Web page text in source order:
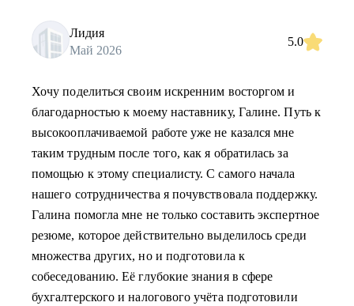
Лидия
Май 2026
5.0
Хочу поделиться своим искренним восторгом и
благодарностью к моему наставнику, Галине. Путь к
высокооплачиваемой работе уже не казался мне
таким трудным после того, как я обратилась за
помощью к этому специалисту. С самого начала
нашего сотрудничества я почувствовала поддержку.
Галина помогла мне не только составить экспертное
резюме, которое действительно выделилось среди
множества других, но и подготовила к
собеседованию. Её глубокие знания в сфере
бухгалтерского и налогового учёта подготовили